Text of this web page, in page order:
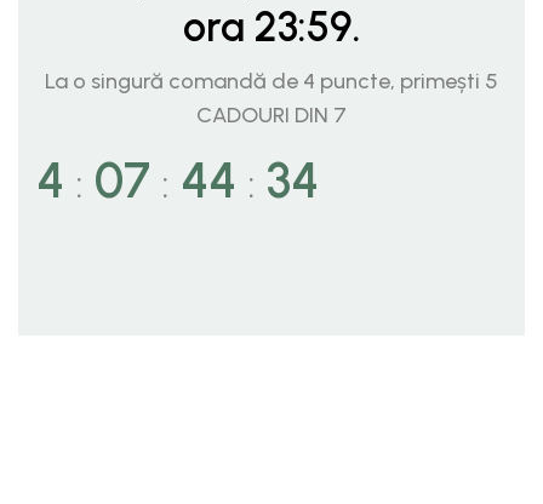
ora 23:59.
La o singură comandă de 4 puncte, primești 5
CADOURI DIN 7
4 : 07 : 44 : 32